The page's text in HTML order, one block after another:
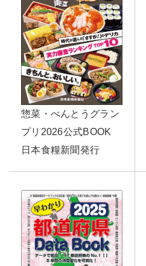
惣菜・べんとうグラン
プリ2026公式BOOK
日本食糧新聞発行